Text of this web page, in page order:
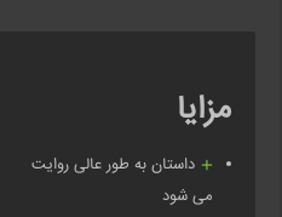
مزایا
داستان به طور عالی روایت
می شود